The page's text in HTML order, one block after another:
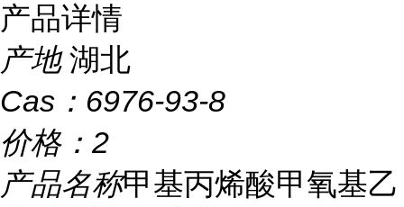
产品详情
产地 湖北
Cas： 6976-93-8
价格： 2
产品名称甲基丙烯酸甲氧基乙